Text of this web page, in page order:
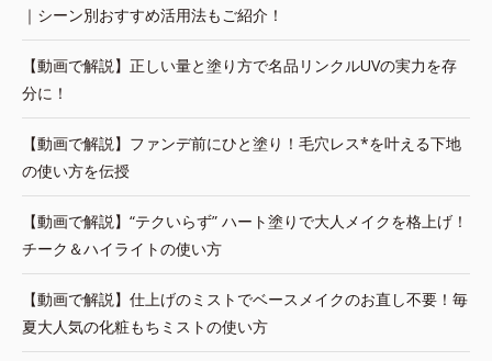
｜シーン別おすすめ活用法もご紹介！
【動画で解説】正しい量と塗り方で名品リンクルUVの実力を存
分に！
【動画で解説】ファンデ前にひと塗り！毛穴レス*を叶える下地
の使い方を伝授
【動画で解説】“テクいらず” ハート塗りで大人メイクを格上げ！
チーク＆ハイライトの使い方
【動画で解説】仕上げのミストでベースメイクのお直し不要！毎
夏大人気の化粧もちミストの使い方